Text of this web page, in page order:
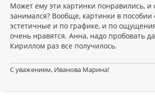
Может ему эти картинки понравились, и
занимался? Вообще, картинки в пособии
эстетичные и по графике, и по
очень нравятся. Анна, надо пробовать
Кириллом раз все получилось.
С уважением, Иванова Марина!